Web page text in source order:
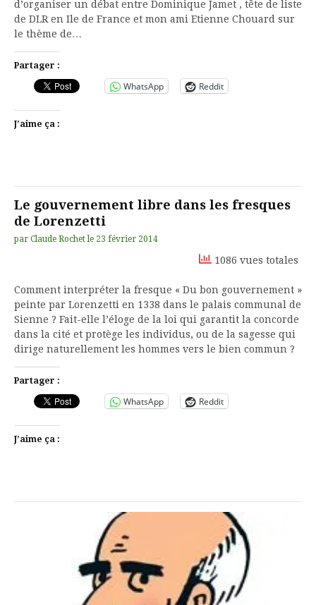
d’organiser un débat entre Dominique Jamet , tête de liste
de DLR en Ile de France et mon ami Etienne Chouard sur
le thème de…
Partager :
WhatsApp Reddit
J’aime ça :
Le gouvernement libre dans les fresques
de Lorenzetti
par Claude Rochet le 23 février 2014
1086 vues totales
Comment interpréter la fresque « Du bon gouvernement »
peinte par Lorenzetti en 1338 dans le palais communal de
Sienne ? Fait-elle l’éloge de la loi qui garantit la concorde
dans la cité et protège les individus, ou de la sagesse qui
dirige naturellement les hommes vers le bien commun ?
Partager :
WhatsApp Reddit
J’aime ça :